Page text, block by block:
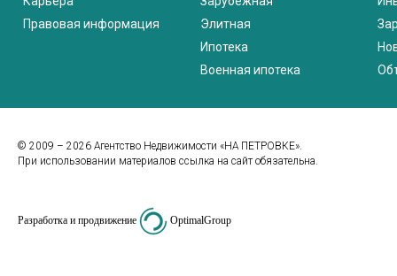
Правовая информация
Элитная
Ипотека
Военная ипотека
© 2009 – 2026 Агентство Недвижимости «НА ПЕТРОВКЕ».
При использовании материалов ссылка на сайт обязательна.
Разработка и продвижение OptimalGroup